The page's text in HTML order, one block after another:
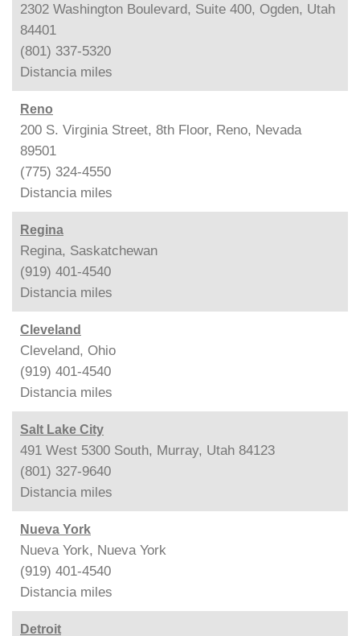
2302 Washington Boulevard, Suite 400, Ogden, Utah
84401
(801) 337-5320
Distancia miles
Reno
200 S. Virginia Street, 8th Floor, Reno, Nevada
89501
(775) 324-4550
Distancia miles
Regina
Regina, Saskatchewan
(919) 401-4540
Distancia miles
Cleveland
Cleveland, Ohio
(919) 401-4540
Distancia miles
Salt Lake City
491 West 5300 South, Murray, Utah 84123
(801) 327-9640
Distancia miles
Nueva York
Nueva York, Nueva York
(919) 401-4540
Distancia miles
Detroit